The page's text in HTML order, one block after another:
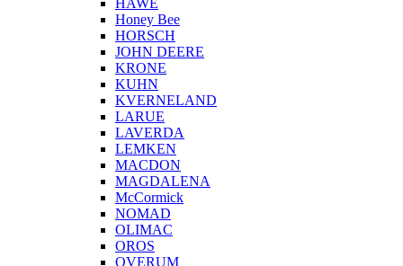
HAWE
Honey Bee
HORSCH
JOHN DEERE
KRONE
KUHN
KVERNELAND
LARUE
LAVERDA
LEMKEN
MACDON
MAGDALENA
McCormick
NOMAD
OLIMAC
OROS
OVERUM